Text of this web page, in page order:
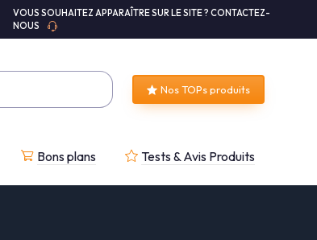
VOUS SOUHAITEZ APPARAÎTRE SUR LE SITE ? CONTACTEZ-
NOUS
Nos TOPs produits
Bons plans Tests & Avis Produits